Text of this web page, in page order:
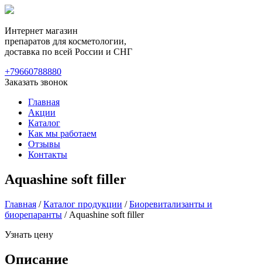
Интернет магазин
препаратов для косметологии,
доставка по всей России и СНГ
+79660788880
Заказать звонок
Главная
Акции
Каталог
Как мы работаем
Отзывы
Контакты
Aquashine soft filler
Главная /Каталог продукции /Биоревитализанты и
биорепаранты / Aquashine soft filler
Узнать цену
Описание